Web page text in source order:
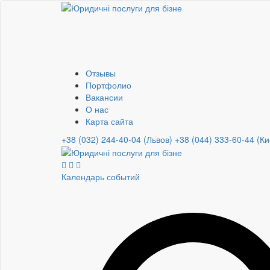
Отзывы
Портфолио
Вакансии
О нас
Карта сайта
+38 (032) 244-40-04 (Львов) +38 (044) 333-60-44
Календарь событий